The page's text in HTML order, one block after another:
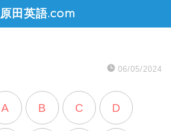
原田英語.com
06/05/2024
A B C D